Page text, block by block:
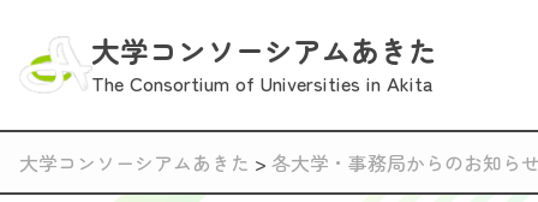
大学コンソーシアムあきた
The Consortium of Universities in Akita
大学コンソーシアムあきた > 各大学・事務局からのお知ら